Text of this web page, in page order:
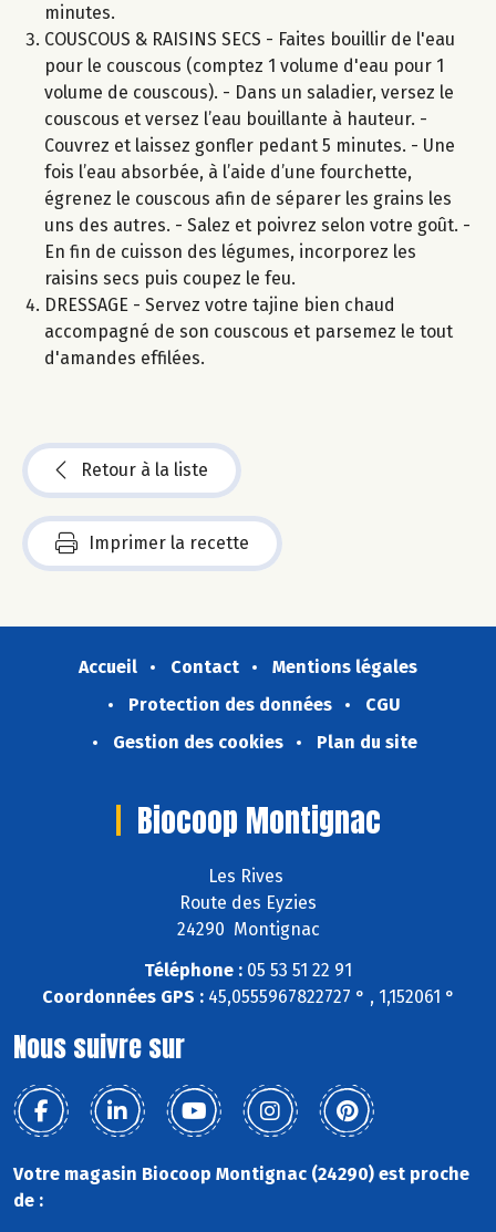
minutes.
COUSCOUS & RAISINS SECS - Faites bouillir de l'eau
pour le couscous (comptez 1 volume d'eau pour 1
volume de couscous). - Dans un saladier, versez le
couscous et versez l’eau bouillante à hauteur. -
Couvrez et laissez gonfler pedant 5 minutes. - Une
fois l’eau absorbée, à l’aide d’une fourchette,
égrenez le couscous afin de séparer les grains les
uns des autres. - Salez et poivrez selon votre goût. -
En fin de cuisson des légumes, incorporez les
raisins secs puis coupez le feu.
DRESSAGE - Servez votre tajine bien chaud
accompagné de son couscous et parsemez le tout
d'amandes effilées.
Retour à la liste
Imprimer la recette
Accueil Contact
Mentions légales
Protection des données
CGU
Gestion des cookies
Plan du site
Biocoop Montignac
Les Rives
Route des Eyzies
24290 Montignac
Téléphone : 05 53 51 22 91
Coordonnées GPS :45,0555967822727 ° , 1,152061 °
Nous suivre sur
Votre magasin Biocoop Montignac (24290) est proche
de :